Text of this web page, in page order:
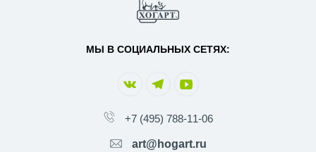
МЫ В СОЦИАЛЬНЫХ СЕТЯХ:
+7 (495) 788-11-06
art@hogart.ru